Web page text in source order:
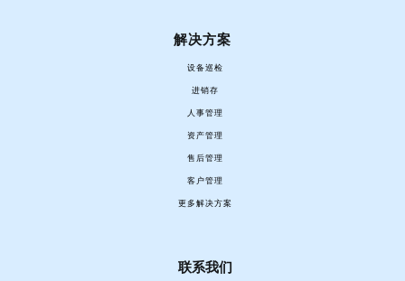
解决方案
设备巡检
进销存
人事管理
资产管理
售后管理
客户管理
更多解决方案
联系我们